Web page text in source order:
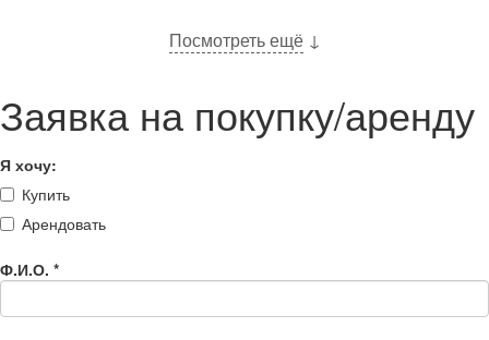
Посмотреть ещё↓
Заявка на покупку/аренду
Я хочу:
Купить
Арендовать
Ф.И.О. *